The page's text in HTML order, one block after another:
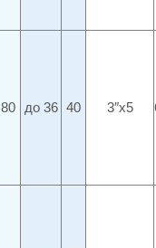
80 до 36 40 3″x5